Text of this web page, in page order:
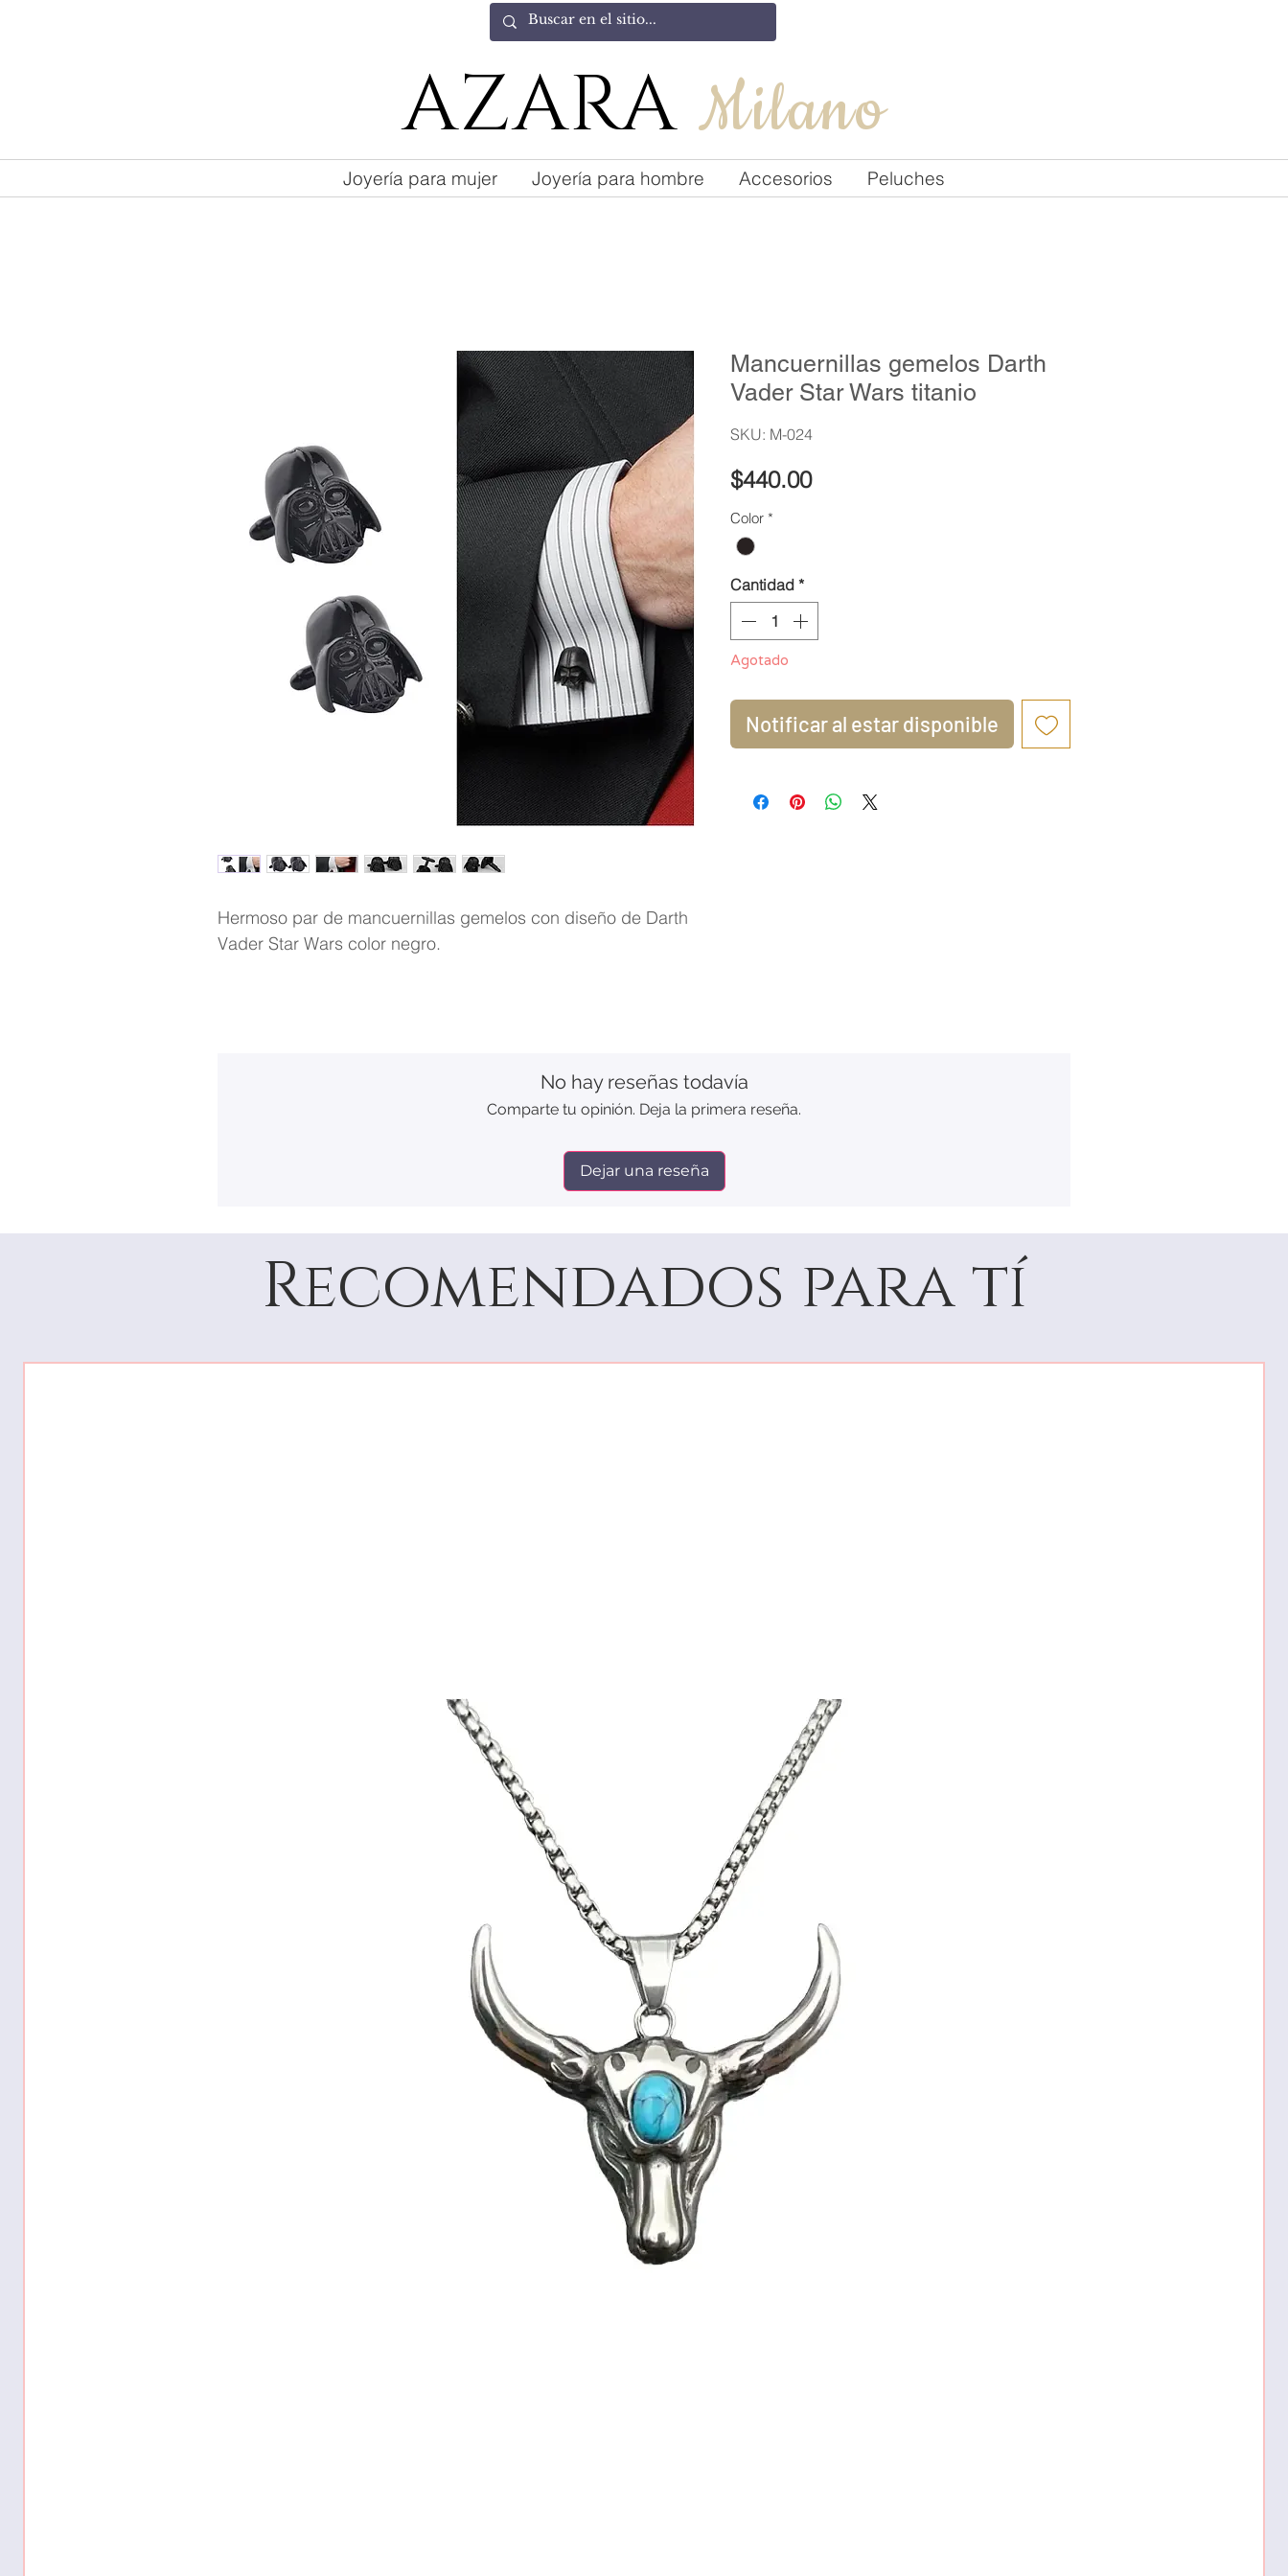
AZARA Milano
Joyería para mujer Joyería para hombre Accesorios Peluches
Hermoso par de mancuernillas gemelos con diseño de Darth
Vader Star Wars color negro.
Mancuernillas gemelos Darth
Vader Star Wars titanio
SKU: M-024
$440.00Precio
Color *
Cantidad *
Agotado
Notificar al estar disponible
No hay reseñas todavía
Comparte tu opinión. Deja la primera reseña.
Dejar una reseña
Recomendados para tí